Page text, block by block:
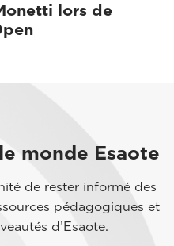
lors de
monde Esaote
de rester informé des
pédagogiques et
d’Esaote.